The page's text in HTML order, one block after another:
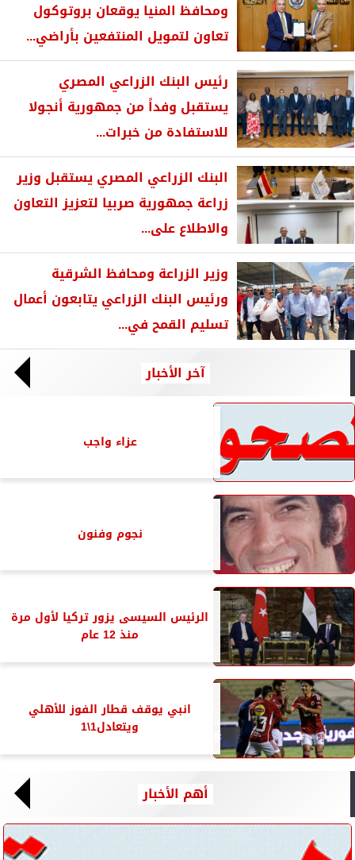
ومحافظ المنيا يوقعان بروتوكول
تعاون لتمويل المنتفعين بأراضي...
رئيس البنك الزراعي المصري
يستقبل وفداً من جمهورية أنجولا
للاستفادة من خبرات...
البنك الزراعي المصري يستقبل وزير
زراعة جمهورية صربيا لتعزيز التعاون
والاطلاع على...
وزير الزراعة ومحافظ الشرقية
ورئيس البنك الزراعي يتابعون أعمال
تسليم القمح في...
آخر الأخبار
عزاء واجب
نجوم وفنون
الرئيس السيسى يزور تركيا لأول مرة
منذ 12 عام
انبي يوقف قطار الفوز للأهلي
ويتعادل1\1
أهم الأخبار